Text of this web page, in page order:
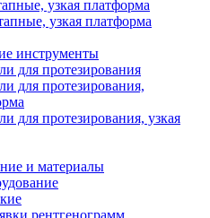
узкая платформа
узкая платформа
инструменты
для протезирования
для протезирования,
для протезирования, узкая
и материалы
рентгенограмм